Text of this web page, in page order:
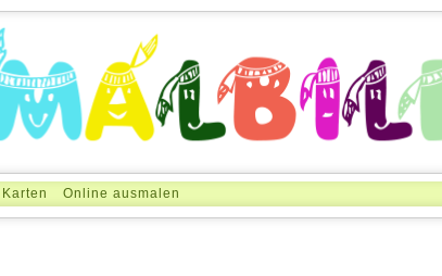
Karten Online ausmalen